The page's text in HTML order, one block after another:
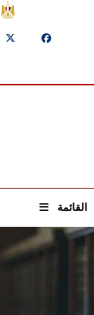
القائمة